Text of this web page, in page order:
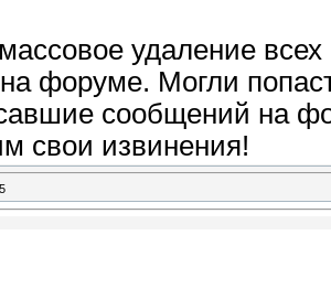
удаление
на форуме. Могли
сообщений на
свои извинения!
5